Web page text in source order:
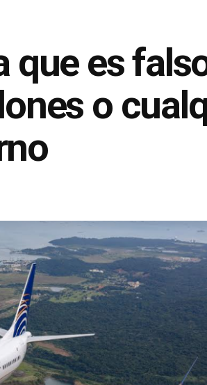
que es
o